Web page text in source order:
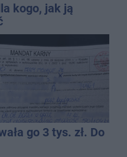
kogo, jak ją
go 3 tys. zł. Do